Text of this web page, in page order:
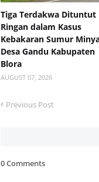
Tiga Terdakwa Dituntut
Ringan dalam Kasus
Kebakaran Sumur
Desa Gandu Kabupaten
Blora
AUGUST 07, 2026
Previous Post
0 Comments